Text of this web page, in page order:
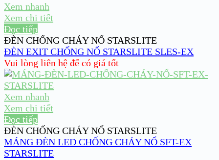
Xem nhanh
Xem chi tiết
Đọc tiếp
ĐÈN CHỐNG CHÁY NỔ STARSLITE
ĐÈN EXIT CHỐNG NỔ STARSLITE SLES-EX
Vui lòng liên hệ để có giá tốt
Xem nhanh
Xem chi tiết
Đọc tiếp
ĐÈN CHỐNG CHÁY NỔ STARSLITE
MÁNG ĐÈN LED CHỐNG CHÁY NỔ SFT-EX
STARSLITE